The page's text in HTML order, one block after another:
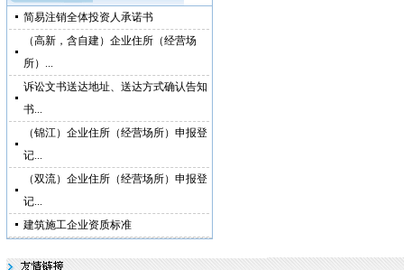
简易注销全体投资人承诺书
（高新，含自建）企业住所（经营场
所）...
诉讼文书送达地址、送达方式确认告知
书...
（锦江）企业住所（经营场所）申报登
记...
（双流）企业住所（经营场所）申报登
记...
建筑施工企业资质标准